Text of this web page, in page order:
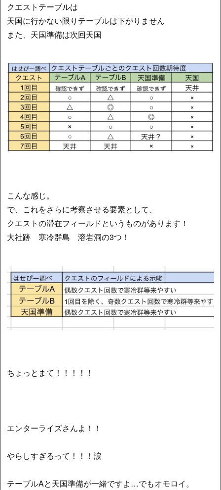
クエストテーブルは
天国に行かない限りテーブルは下がりません
また、天国準備は次回天国
こんな感じ。
で、これをさらに考察させる要素として、
クエストの滞在フィールドというものがあります！
大社跡 寒冷群島 溶岩洞の3つ！
ちょっとまて！！！！！
エンターライズさんよ！！
やらしすぎるって！！！涙
テーブルAと天国準備が一緒ですよ…でもオモロイ。